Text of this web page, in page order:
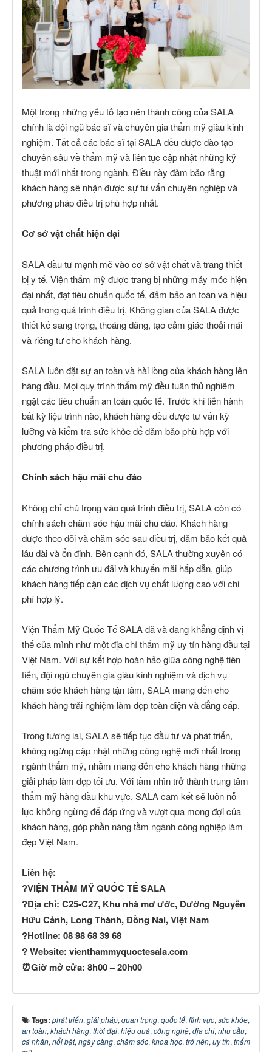
Một trong những yếu tố tạo nên thành công của SALA
chính là đội ngũ bác sĩ và chuyên gia thẩm mỹ giàu kinh
nghiệm. Tất cả các bác sĩ tại SALA đều được đào tạo
chuyên sâu về thẩm mỹ và liên tục cập nhật những kỹ
thuật mới nhất trong ngành. Điều này đảm bảo rằng
khách hàng sẽ nhận được sự tư vấn chuyên nghiệp và
phương pháp điều trị phù hợp nhất.
Cơ sở vật chất hiện đại
SALA đầu tư mạnh mẽ vào cơ sở vật chất và trang thiết
bị y tế. Viện thẩm mỹ được trang bị những máy móc hiện
đại nhất, đạt tiêu chuẩn quốc tế, đảm bảo an toàn và hiệu
quả trong quá trình điều trị. Không gian của SALA được
thiết kế sang trọng, thoáng đãng, tạo cảm giác thoải mái
và riêng tư cho khách hàng.
SALA luôn đặt sự an toàn và hài lòng của khách hàng lên
hàng đầu. Mọi quy trình thẩm mỹ đều tuân thủ nghiêm
ngặt các tiêu chuẩn an toàn quốc tế. Trước khi tiến hành
bất kỳ liệu trình nào, khách hàng đều được tư vấn kỹ
lưỡng và kiểm tra sức khỏe để đảm bảo phù hợp với
phương pháp điều trị.
Chính sách hậu mãi chu đáo
Không chỉ chú trọng vào quá trình điều trị, SALA còn có
chính sách chăm sóc hậu mãi chu đáo. Khách hàng
được theo dõi và chăm sóc sau điều trị, đảm bảo kết quả
lâu dài và ổn định. Bên cạnh đó, SALA thường xuyên có
các chương trình ưu đãi và khuyến mãi hấp dẫn, giúp
khách hàng tiếp cận các dịch vụ chất lượng cao với chi
phí hợp lý.
Viện Thẩm Mỹ Quốc Tế SALA đã và đang khẳng định vị
thế của mình như một địa chỉ thẩm mỹ uy tín hàng đầu tại
Việt Nam. Với sự kết hợp hoàn hảo giữa công nghệ tiên
tiến, đội ngũ chuyên gia giàu kinh nghiệm và dịch vụ
chăm sóc khách hàng tận tâm, SALA mang đến cho
khách hàng trải nghiệm làm đẹp toàn diện và đẳng cấp.
Trong tương lai, SALA sẽ tiếp tục đầu tư và phát triển,
không ngừng cập nhật những công nghệ mới nhất trong
ngành thẩm mỹ, nhằm mang đến cho khách hàng những
giải pháp làm đẹp tối ưu. Với tầm nhìn trở thành trung tâm
thẩm mỹ hàng đầu khu vực, SALA cam kết sẽ luôn nỗ
lực không ngừng để đáp ứng và vượt qua mong đợi của
khách hàng, góp phần nâng tầm ngành công nghiệp làm
đẹp Việt Nam.
Liên hệ:
?VIỆN THẨM MỸ QUỐC TẾ SALA
?Địa chỉ: C25-C27, Khu nhà mơ ước, Đường Nguyễn
Hữu Cảnh, Long Thành, Đồng Nai, Việt Nam
?Hotline: 08 98 68 39 68
? Website: vienthammyquoctesala.com
⏰Giờ mở cửa: 8h00 – 20h00
Tags: phát triển, giải pháp, quan trọng, quốc tế, lĩnh vực, sức khỏe,
an toàn, khách hàng, thời đại, hiệu quả, công nghệ, địa chỉ, nhu cầu,
cá nhân, nổi bật, ngày càng, chăm sóc, khoa học, trở nên, uy tín, thẩm